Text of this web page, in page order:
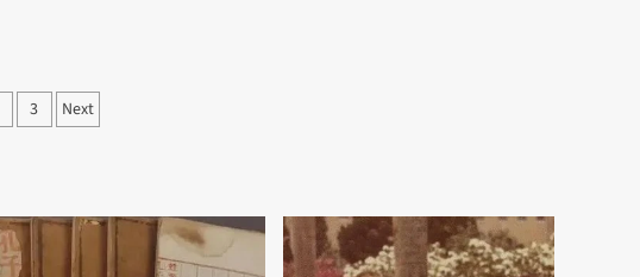
3 Next